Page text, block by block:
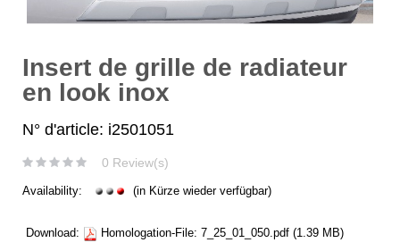
Insert de grille de radiateur
en look inox
N° d'article: i2501051
0 Review(s)
Availability: (in Kürze wieder verfügbar)
Download: Homologation-File: 7_25_01_050.pdf (1.39 MB)